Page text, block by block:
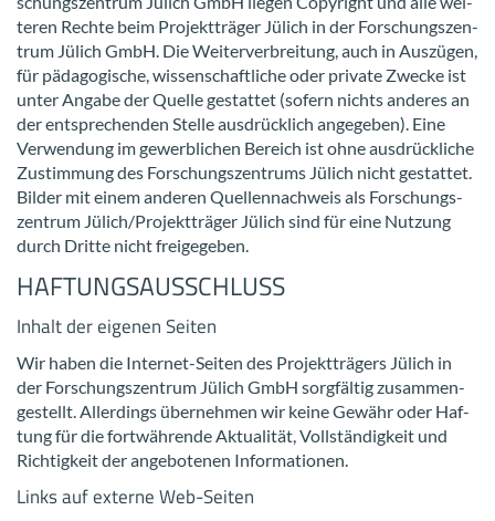
te­ren Rech­te beim Pro­jekt­trä­ger Jü­lich in der For­schungs­zen­
trum Jü­lich GmbH. Die Wei­ter­ver­brei­tung, auch in Aus­zü­gen,
für päd­ago­gi­sche, wis­sen­schaft­li­che oder pri­va­te Zwe­cke ist
unter An­ga­be der Quel­le ge­stat­tet (so­fern nichts an­de­res an
der ent­spre­chen­den Stel­le aus­drück­lich an­ge­ge­ben). Eine
Ver­wen­dung im ge­werb­li­chen Be­reich ist ohne aus­drück­li­che
Zu­stim­mung des For­schungs­zen­trums Jü­lich nicht ge­stat­tet.
Bil­der mit einem an­de­ren Quel­len­nach­weis als For­schungs­
zen­trum Jü­lich/Pro­jekt­trä­ger Jü­lich sind für eine Nut­zung
durch Drit­te nicht frei­ge­ge­ben.
HAF­TUNGS­AUS­SCHLUSS
In­halt der ei­ge­nen Sei­ten
Wir haben die Internet-​Seiten des Pro­jekt­trä­gers Jü­lich in
der For­schungs­zen­trum Jü­lich GmbH sorg­fäl­tig zu­sam­men­
ge­stellt. Al­ler­dings über­neh­men wir keine Ge­währ oder Haf­
tung für die fort­wäh­ren­de Ak­tua­li­tät, Voll­stän­dig­keit und
Rich­tig­keit der an­ge­bo­te­nen In­for­ma­tio­nen.
Links auf ex­ter­ne Web-​Seiten